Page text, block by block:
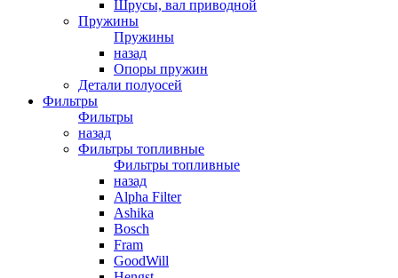
Шрусы, вал приводной
Пружины
Пружины
назад
Опоры пружин
Детали полуосей
Фильтры
Фильтры
назад
Фильтры топливные
Фильтры топливные
назад
Alpha Filter
Ashika
Bosch
Fram
GoodWill